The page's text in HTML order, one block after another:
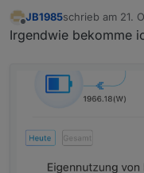
Deine
eine Karte
Offline
JB1985schrieb am 21.
zuletzt editiert
Irgendwie bekomme